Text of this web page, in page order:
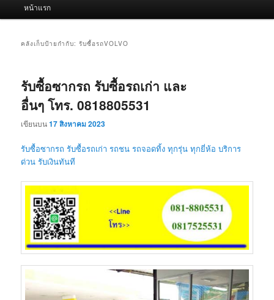
หน้าแรก
คลังเก็บป้ายกำกับ:รับซื้อรถVOLVO
รับซื้อซากรถ รับซื้อรถเก่า และ
อื่นๆ โทร. 0818805531
เขียนบน17 สิงหาคม 2023
รับซื้อซากรถ รับซื้อรถเก่า รถชน รถจอดทิ้ง ทุกรุ่น ทุกยี่ห้อ บริการ
ด่วน รับเงินทันที